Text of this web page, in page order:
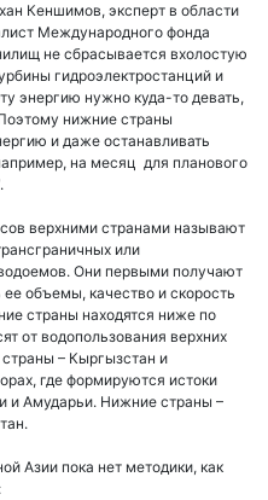
Кеншимов, эксперт в области
Международного фонда
не сбрасывается вхолостую
гидроэлектростанций и
энергию нужно куда-то девать,
нижние страны
и даже останавливать
на месяц для планового
верхними странами называют
или
Они первыми получают
ее объемы, качество и скорость
страны находятся ниже по
от водопользования верхних
– Кыргызстан и
где формируются истоки
и Амударьи. Нижние страны –
Азии пока нет методики, как